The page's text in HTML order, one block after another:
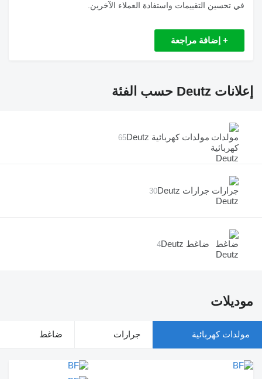
في تحسين التقييمات واستفادة العملاء الآخرين.
+ إضافة مراجعة
إعلانات Deutz حسب الفئة
مولدات كهربائية Deutz 65
جرارات Deutz 30
ضاغط Deutz 4
موديلات
مولدات كهربائية جرارات ضاغط